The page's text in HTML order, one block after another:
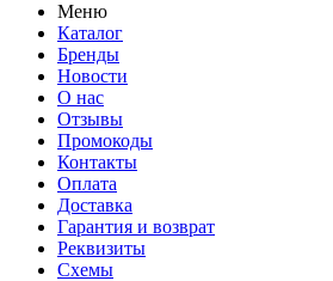
Меню
Каталог
Бренды
Новости
О нас
Отзывы
Промокоды
Контакты
Оплата
Доставка
Гарантия и возврат
Реквизиты
Схемы